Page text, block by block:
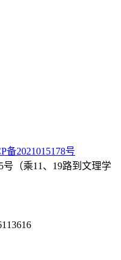
备2021015178号
（乘11、19路到文理学